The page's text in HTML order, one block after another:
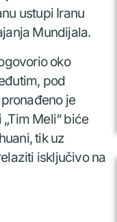
ustupi Iranu
Mundijala.
oko
pod
je
Meli“ biće
tik uz
isključivo na